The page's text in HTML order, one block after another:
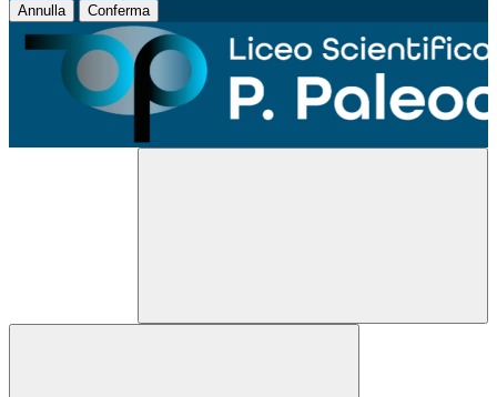
Annulla Conferma